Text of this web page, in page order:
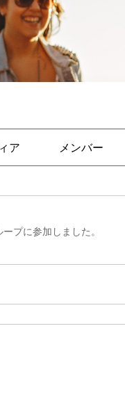
ア メンバー
プに参加しました。